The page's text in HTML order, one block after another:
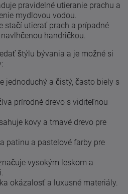
pravidelné utieranie prachu a
mydlovou vodou.
stačí utierať prach a prípadné
handričkou.
štýlu bývania a je možné si
jednoduchý a čistý, často biely s
prírodné drevo s viditeľnou
kovy a tmavé drevo pre
patinu a pastelové farby pre
vysokým leskom a
okázalosť a luxusné materiály.